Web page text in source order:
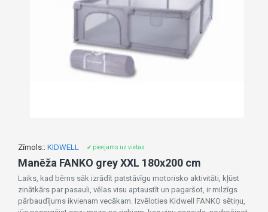
Zīmols:: KIDWELL ✔ pieejams uz vietas
Manēža FANKO grey XXL 180x200 cm
Laiks, kad bērns sāk izrādīt patstāvīgu motorisko aktivitāti, kļūst
zinātkārs par pasauli, vēlas visu aptaustīt un pagaršot, ir milzīgs
pārbaudījums ikvienam vecākam. Izvēloties Kidwell FANKO sētiņu,